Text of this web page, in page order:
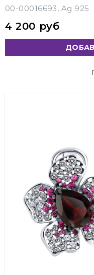
00-00016693, Ag 925
4 200 руб